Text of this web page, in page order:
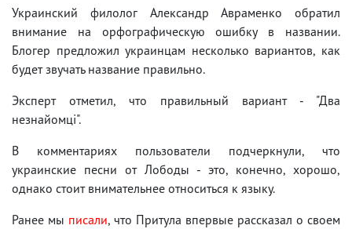
Украинский филолог Александр Авраменко обратил
внимание на орфографическую ошибку в названии.
Блогер предложил украинцам несколько вариантов, как
будет звучать название правильно.
Эксперт отметил, что правильный вариант - "Два
незнайомці".
В комментариях пользователи подчеркнули, что
украинские песни от Лободы - это, конечно, хорошо,
однако стоит внимательнее относиться к языку.
Ранее мы писали, что Притула впервые рассказал о своем